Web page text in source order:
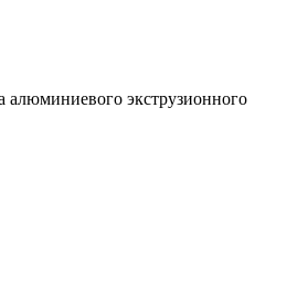
алюминиевого экструзионного